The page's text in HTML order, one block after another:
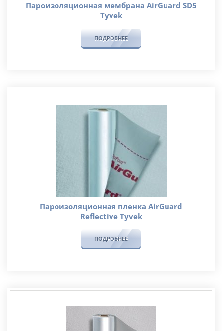
Пароизоляционная мембрана AirGuard SD5
Tyvek
ПОДРОБНЕЕ
Пароизоляционная пленка AirGuard
Reflective Tyvek
ПОДРОБНЕЕ